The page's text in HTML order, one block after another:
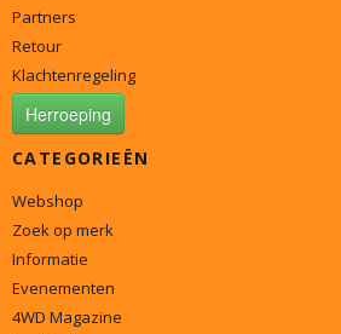
Partners
Retour
Klachtenregeling
Herroeping
CATEGORIEËN
Webshop
Zoek op merk
Informatie
Evenementen
4WD Magazine